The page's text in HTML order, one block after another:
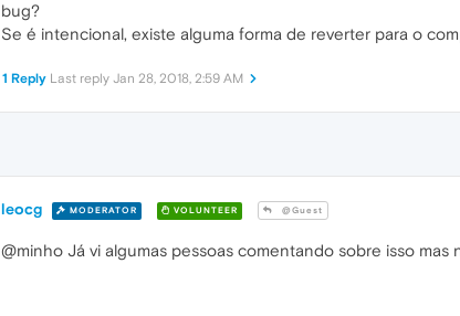
bug?
Se é intencional, existe alguma forma de reverter para o
1 Reply Last reply Jan 28, 2018, 2:59 AM
leocg MODERATOR VOLUNTEER @Guest
@minho Já vi algumas pessoas comentando sobre isso